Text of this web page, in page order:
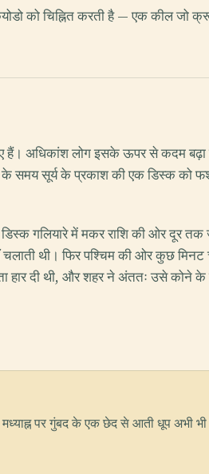
को चिह्नित करती है — एक कील
हैं। अधिकांश लोग इसके ऊपर से कदम
समय सूर्य के प्रकाश की एक डिस्क को फर्श
गलियारे में मकर राशि की ओर दूर
थी। फिर पश्चिम की ओर कुछ
हार दी थी, और शहर ने अंततः उसे कोने के
मध्याह्न पर गुंबद के एक छेद से आती धूप अभी